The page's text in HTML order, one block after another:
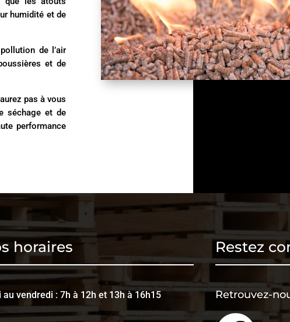
humidité et de
de l’air
et de
pas à vous
séchage et de
performance
horaires
au vendredi : 7h à 12h et 13h à 16h15
Restez
Retrouvez-